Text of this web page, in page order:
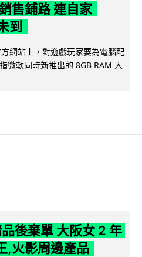
售鋪路 連自家
到
網站上，對遊戲玩家要為電腦配
微軟同時新推出的 8GB RAM 入
後棄單 大阪女 2 年
,火影周邊產品